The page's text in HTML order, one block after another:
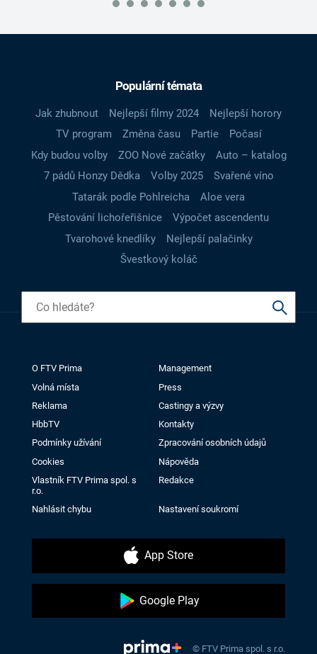
Populární témata
Jak zhubnout Nejlepší filmy 2024
Nejlepší horory
TV program
Změna času Partie
Počasí
Kdy budou volby
ZOO Nové začátky
Auto – katalog
7 pádů Honzy Dědka
Volby 2025
Svařené víno
Tatarák podle Pohlreicha
Aloe vera
Pěstování lichořeřišnice
Výpočet ascendentu
Tvarohové knedlíky
Nejlepší palačinky
Švestkový koláč
O FTV Prima
Management
Volná místa
Press
Reklama
Castingy a výzvy
HbbTV
Kontakty
Podmínky užívání
Zpracování osobních údajů
Cookies
Nápověda
Vlastník FTV Prima spol. s
r.o.
Redakce
Nahlásit chybu Nastavení soukromí
App Store
Google Play
© FTV Prima spol. s r.o.